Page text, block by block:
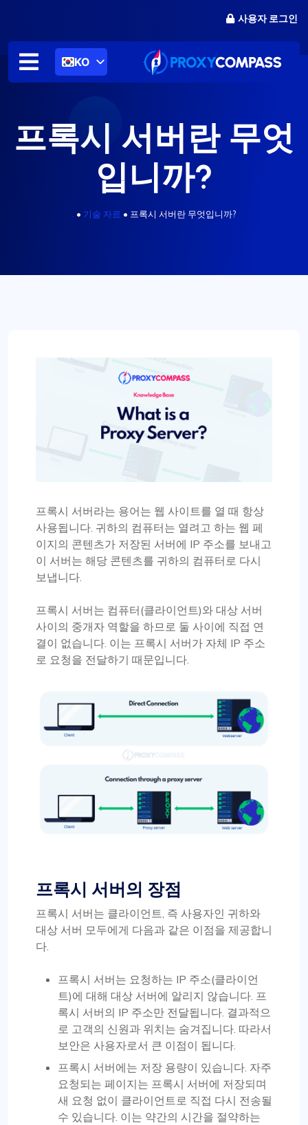
츠
사용자 로그인
KO
프록시 서버란 무엇
입니까?
• 기술 자료 • 프록시 서버란 무엇입니까?
프록시 서버라는 용어는 웹 사이트를 열 때 항상
사용됩니다. 귀하의 컴퓨터는 열려고 하는 웹 페
이지의 콘텐츠가 저장된 서버에 IP 주소를 보내고
이 서버는 해당 콘텐츠를 귀하의 컴퓨터로 다시
보냅니다.
프록시 서버는 컴퓨터(클라이언트)와 대상 서버
사이의 중개자 역할을 하므로 둘 사이에 직접 연
결이 없습니다. 이는 프록시 서버가 자체 IP 주소
로 요청을 전달하기 때문입니다.
프록시 서버의 장점
프록시 서버는 클라이언트, 즉 사용자인 귀하와
대상 서버 모두에게 다음과 같은 이점을 제공합니
다.
프록시 서버는 요청하는 IP 주소(클라이언
트)에 대해 대상 서버에 알리지 않습니다. 프
록시 서버의 IP 주소만 전달됩니다. 결과적으
로 고객의 신원과 위치는 숨겨집니다. 따라서
보안은 사용자로서 큰 이점이 됩니다.
프록시 서버에는 저장 용량이 있습니다. 자주
요청되는 페이지는 프록시 서버에 저장되며
새 요청 없이 클라이언트로 직접 다시 전송될
수 있습니다. 이는 약간의 시간을 절약하는